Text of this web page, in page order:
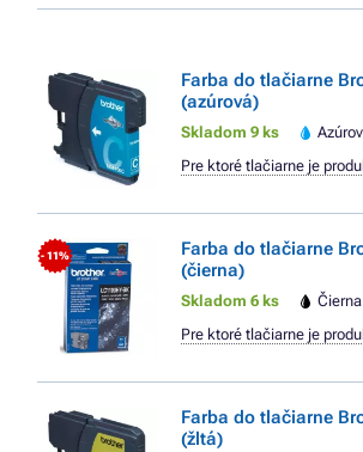
Farba do tlačiarne
(azúrová)
Skladom 9 ks
Pre ktoré tlačiarne je
- 11%
Farba do tlačiarne
(čierna)
Skladom 6 ks Čierna
Pre ktoré tlačiarne je
Farba do tlačiarne
(žltá)